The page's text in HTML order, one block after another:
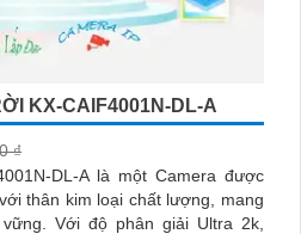
KX-CAIF4001N-DL-A
₫
DL-A là một Camera được
thân kim loại chất lượng, mang
Ultra 2k,